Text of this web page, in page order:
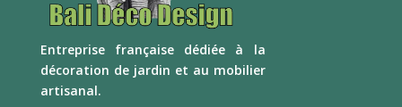
Entreprise française dédiée à la
décoration de jardin et au mobilier
artisanal.